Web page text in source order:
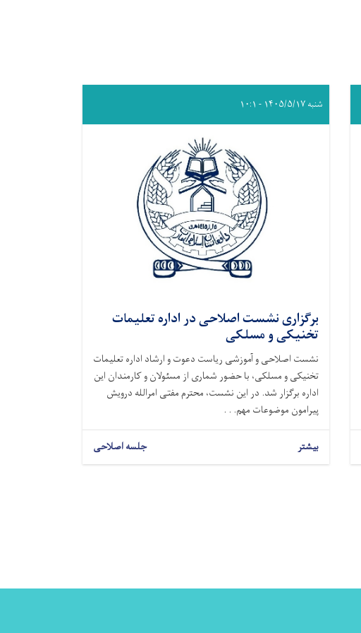
شنبه ۱۴۰۵/۵/۱۷ - ۱۰:۱
برگزاری نشست اصلاحی در اداره تعلیمات
تخنیکی و مسلکی
نشست اصلاحی و آموزشی ریاست دعوت و ارشاد اداره تعلیمات
تخنیکی و مسلکی، با حضور شماری از مسئولان و کارمندان این
اداره برگزار شد. در این نشست، محترم مفتی امرالله درویش
پیرامون موضوعات مهم. . .
بیشتر جلسه اصلاحی